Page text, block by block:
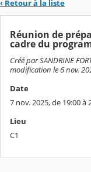
‹ Retour à la liste
Réunion de
cadre du
Créé par SANDRINE
modification le 6 nov.
Date
7 nov. 2025, de 19:00 à
Lieu
C1